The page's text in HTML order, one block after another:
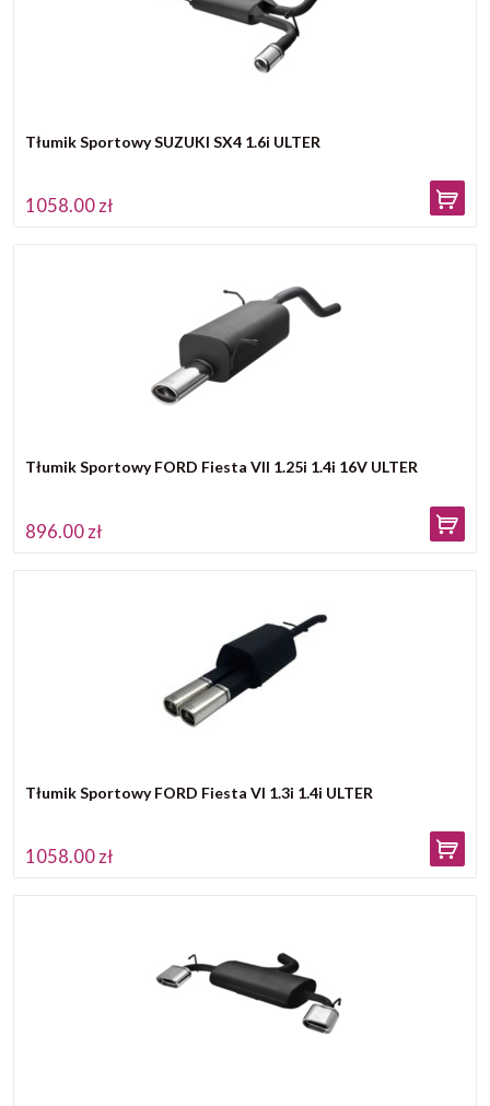
Tłumik Sportowy SUZUKI SX4 1.6i ULTER
1058.00 zł
Tłumik Sportowy FORD Fiesta VII 1.25i 1.4i 16V ULTER
896.00 zł
Tłumik Sportowy FORD Fiesta VI 1.3i 1.4i ULTER
1058.00 zł